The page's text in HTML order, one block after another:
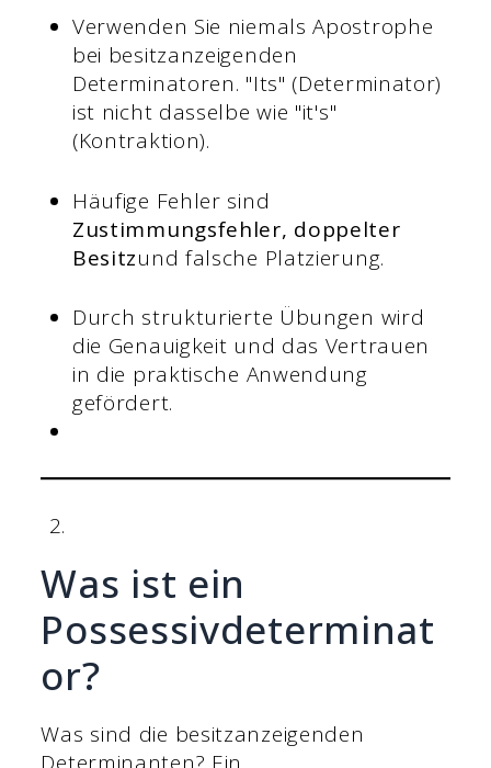
Verwenden Sie niemals Apostrophe
bei besitzanzeigenden
Determinatoren. "Its" (Determinator)
ist nicht dasselbe wie "it's"
(Kontraktion).
Häufige Fehler sind
Zustimmungsfehler, doppelter
Besitzund falsche Platzierung.
Durch strukturierte Übungen wird
die Genauigkeit und das Vertrauen
in die praktische Anwendung
gefördert.
Was ist ein
Possessivdeterminat
or?
Was sind die besitzanzeigenden